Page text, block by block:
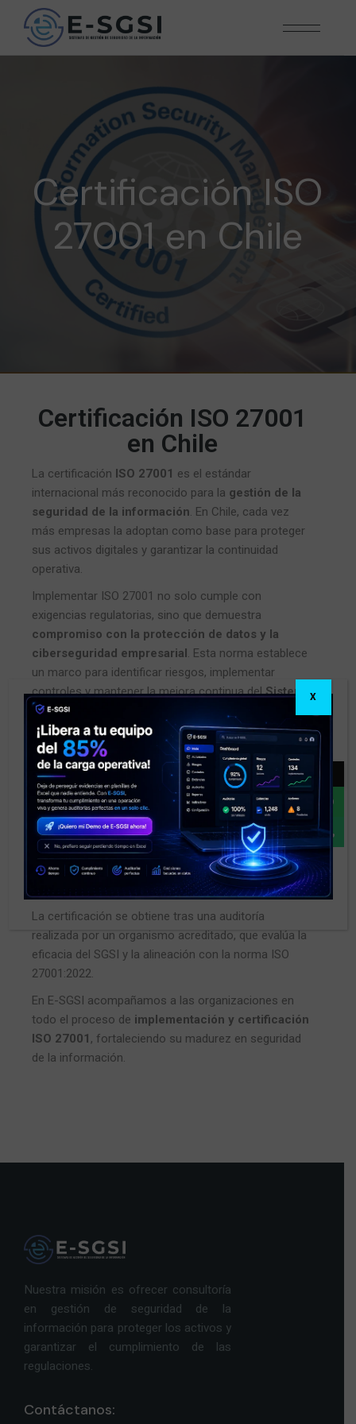
Certificación ISO
27001 en Chile
Certificación ISO 27001
en Chile
La certificación ISO 27001 es el estándar
internacional más reconocido para la gestión de la
seguridad de la información. En Chile, cada vez
más empresas la adoptan como base para proteger
sus activos digitales y garantizar la continuidad
operativa.
Implementar ISO 27001 no solo cumple con
exigencias regulatorias, sino que demuestra
compromiso con la protección de datos y la
ciberseguridad empresarial. Esta norma establece
un marco para identificar riesgos, implementar
controles y mantener la mejora continua delSistema
de Gestión de Seguridad de la Información
(SGSI).
Entre los beneficios destacan:
Mayorconfianza de clientes y socios
estratégicos.
Cumplimientode normativas locales e
internacionales.
Reducción de incidentes de seguridady
costos asociados.
La certificación se obtiene tras una auditoría
realizada por un organismo acreditado, que evalúa la
eficacia del SGSI y la alineación con la norma ISO
27001:2022.
En E-SGSI acompañamos a las organizaciones en
todo el proceso de implementación y certificación
ISO 27001 , fortaleciendo su madurez en seguridad
de la información.
Nuestra misión es ofrecer consultoría
en gestión de seguridad de la
información para proteger los activos y
garantizar el cumplimiento de las
regulaciones.
Contáctanos:
X